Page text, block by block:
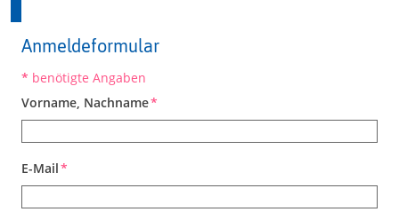
Anmeldeformular
* benötigte Angaben
Vorname, Nachname*
E-Mail*